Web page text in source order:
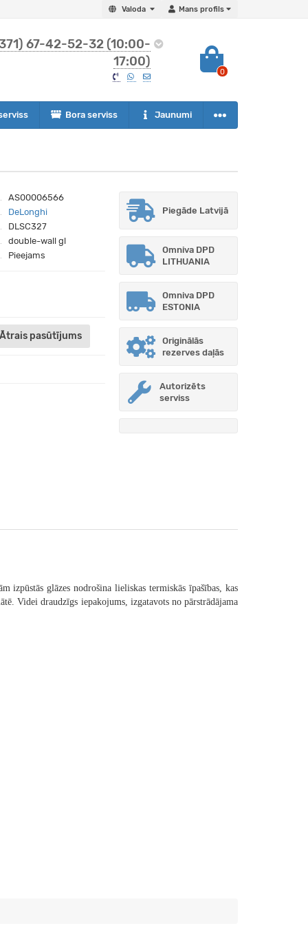
Mans profils
Valoda
67-42-52-32 (10:00-
17:00)
0
Bora serviss Jaunumi
AS00006566
DeLonghi
DLSC327
double-wall gl
Pieejams
Ātrais pasūtījums
Piegāde Latvijā
Omniva DPD
LITHUANIA
Omniva DPD
ESTONIA
Originālās
rezerves daļās
Autorizēts
serviss
glāzes nodrošina lieliskas termiskās īpašības, kas
Videi draudzīgs iepakojums, izgatavots no pārstrādājama